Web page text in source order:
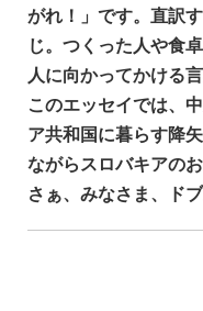
がれ！」です。直訳
じ。つくった人や食
人に向かってかける言
このエッセイでは、
ア共和国に暮らす降
ながらスロバキアの
さぁ、みなさま、ド